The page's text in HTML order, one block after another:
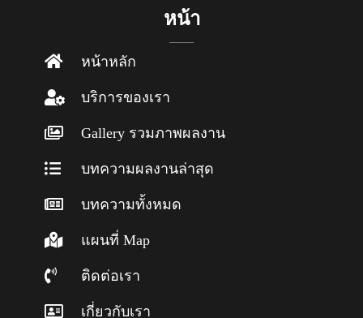
หน้า
หน้าหลัก
บริการของเรา
Gallery รวมภาพผลงาน
บทความผลงานล่าสุด
บทความทั้งหมด
แผนที่ Map
ติดต่อเรา
เกี่ยวกับเรา